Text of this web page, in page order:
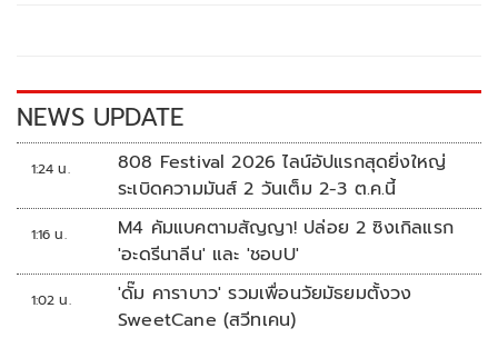
k k
NEWS UPDATE
1:24 น.
808 Festival 2026 ไลน์อัปแรกสุดยิ่งใหญ่
ระเบิดความมันส์ 2 วันเต็ม 2-3 ต.ค.นี้
1:16 น.
M4 คัมแบคตามสัญญา! ปล่อย 2 ซิงเกิลแรก
'อะดรีนาลีน' และ 'ชอบU'
1:02 น.
'ดั๊ม คาราบาว' รวมเพื่อนวัยมัธยมตั้งวง
SweetCane (สวีทเคน)